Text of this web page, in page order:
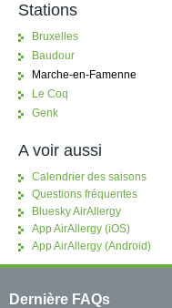
Stations
Bruxelles
Baudour
Marche-en-Famenne
Le Coq
Genk
A voir aussi
Calendrier des saisons
Questions fréquentes
Bluesky AirAllergy
App AirAllergy (iOS)
App AirAllergy (Android)
Dernière FAQs